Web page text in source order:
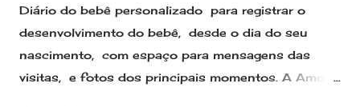
Diário do bebê personalizado para registrar o
desenvolvimento do bebê, desde o dia do seu
nascimento, com espaço para mensagens das
visitas, e fotos dos principais momentos. A Amor